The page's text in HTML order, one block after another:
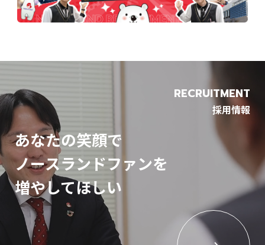
RECRUITMENT
採用情報
あなたの笑顔で
ノースランドファンを
増やしてほしい